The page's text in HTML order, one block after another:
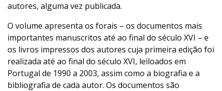
autores, alguma vez publicada.
O volume apresenta os forais – os documentos mais
importantes manuscritos até ao final do século XVI – e
os livros impressos dos autores cuja primeira edição foi
realizada até ao final do século XVI, leiloados em
Portugal de 1990 a 2003, assim como a biografia e a
bibliografia de cada autor. Os documentos são